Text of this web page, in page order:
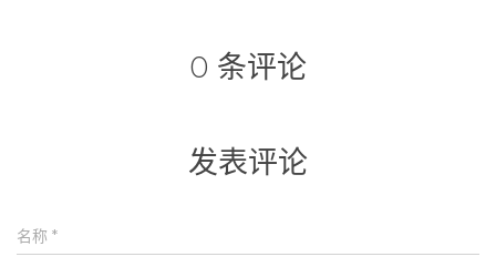
0 条评论
发表评论
名称 *